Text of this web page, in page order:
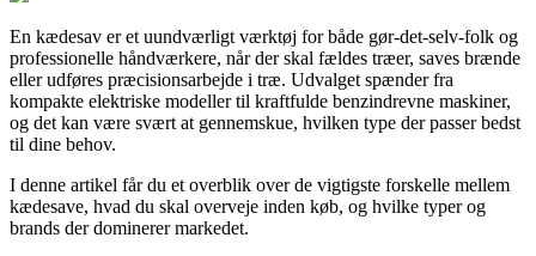
En kædesav er et uundværligt værktøj for både gør-det-selv-folk og
professionelle håndværkere, når der skal fældes træer, saves brænde
eller udføres præcisionsarbejde i træ. Udvalget spænder fra
kompakte elektriske modeller til kraftfulde benzindrevne maskiner,
og det kan være svært at gennemskue, hvilken type der passer bedst
til dine behov.
I denne artikel får du et overblik over de vigtigste forskelle mellem
kædesave, hvad du skal overveje inden køb, og hvilke typer og
brands der dominerer markedet.